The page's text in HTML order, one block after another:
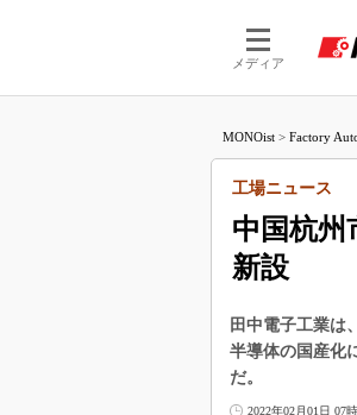
メディア
MONOist > Factory
中国杭
新設
工場ニュース
田中電子工業は
半導体の国産化
だ。
2022年02月01日 07